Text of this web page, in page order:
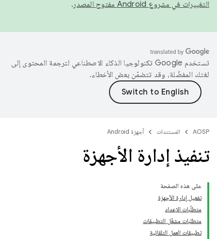
التغييرات في مشروع Android مفتوح المصدر
.
تستخدم Google تكنولوجيا الذكاء الاصطناعي لترجمة المحتوى إلى
لغتك المفضّلة، وقد تتضمّن بعض الأخطاء.
AOSP المستندات أجهزة Android
تنفيذ إدارة الأجهزة
على هذه الصفحة
تفعيل إدارة الأجهزة
متطلّبات الإعداد
متطلبات مشغّل التطبيقات
تطبيقات العمل التلقائية